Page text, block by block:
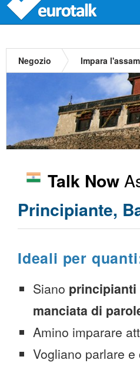
Negozio Impara
Talk Now
Principiante,
Ideali per
Siano
manciata di
Amino imparare
Vogliano parlare